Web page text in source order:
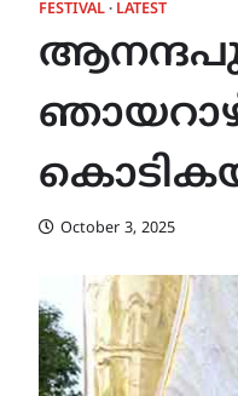
FESTIVAL LATEST
October 3, 2025